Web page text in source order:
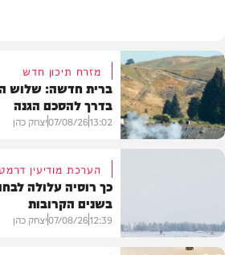
מזרח תיכון חדש
ברית חדשה: שלוש
בדרך להסכם הגנה
13:02
07/08/26יצחק כהן
הערכת מודיעין
כך רוסיה עלולה
בשנים הקרובות
12:39
07/08/26יצחק כהן